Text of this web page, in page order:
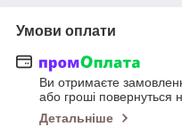
Умови оплати
Ви отримаєте
або гроші повернуться
Детальніше